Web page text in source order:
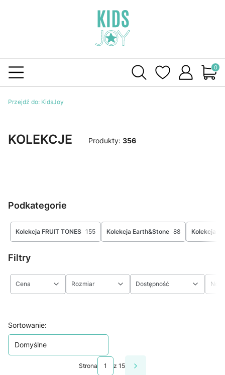
Przejdź do: KidsJoy
KOLEKCJE Produkty: 356
Podkategorie
Kolekcja FRUIT TONES 155 Kolekcja Earth&Stone 88 Kolekcja
Filtry
Cena Rozmiar Dostępność
Lista produktów
Sortowanie:
Domyślne
Strona z 15 Następne produkty